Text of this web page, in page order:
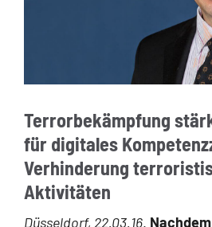
Terrorbekämpfung
für digitales
Verhinderung
Aktivitäten
Düsseldorf, 22.03.16.